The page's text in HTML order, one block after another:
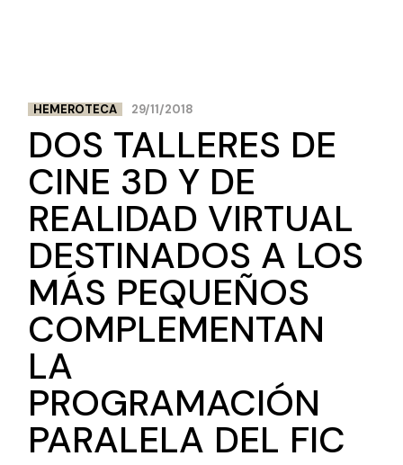
HEMEROTECA 29/11/2018
DOS TALLERES DE
CINE 3D Y DE
REALIDAD VIRTUAL
DESTINADOS A LOS
MÁS PEQUEÑOS
COMPLEMENTAN
LA
PROGRAMACIÓN
PARALELA DEL FIC